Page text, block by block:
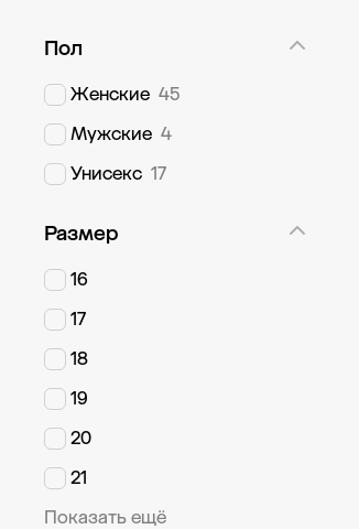
Пол
Женские 45
Мужские 4
Унисекс 17
Размер
16
17
18
19
20
21
Показать ещё